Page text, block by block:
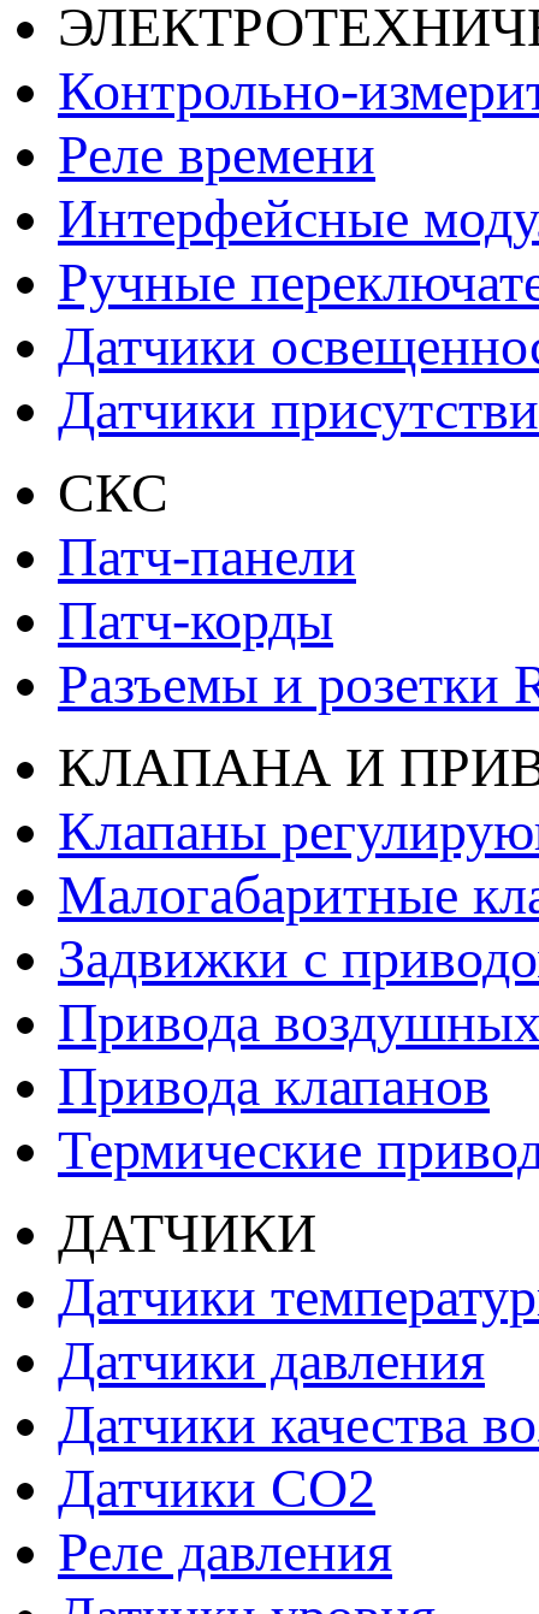
Контрольно-
Реле времени
Интерфейсные
Ручные
Датчики
Датчики
СКС
Патч-панели
Патч-корды
Разъемы и розетки
КЛАПАНА И
Клапаны
Малогабаритные
Задвижки с
Привода
Привода клапанов
Термические
ДАТЧИКИ
Датчики
Датчики давления
Датчики качества
Датчики СО2
Реле давления